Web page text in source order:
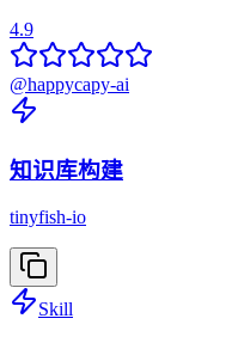
4.9
@happycapy-ai
知识库构建
tinyfish-io
Skill